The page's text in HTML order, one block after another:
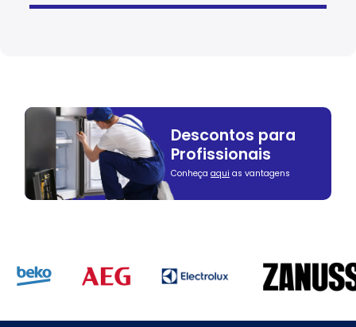
Descontos para
Profissionais
Conheça aqui as vantagens